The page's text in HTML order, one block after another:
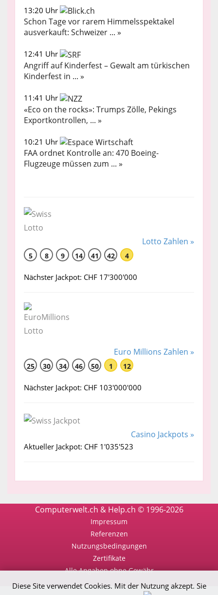
13:20 Uhr
Schon Tage vor rarem Himmelsspektakel
ausverkauft: Schweizer ... »
12:41 Uhr
Angriff auf Kinderfest – Gewalt am türkischen
Kinderfest in ... »
11:41 Uhr
«Eco on the rocks»: Trumps Zölle, Pekings
Exportkontrollen, ... »
10:21 Uhr
FAA ordnet Kontrolle an: 470 Boeing-
Flugzeuge müssen zum ... »
Lotto Zahlen »
5 8 9 14 41 42 4
Nächster Jackpot: CHF 17'300'000
Euro Millions Zahlen »
25 30 34 46 50 1 12
Nächster Jackpot: CHF 103'000'000
Casino Jackpots »
Aktueller Jackpot: CHF 1'035'523
Computerwelt.ch & Help.ch © 1996-2026
Impressum
Referenzen
Nutzungsbedingungen
Zertifikate
Alle Angaben ohne Gewähr
Diese Site verwendet Cookies. Mit der Nutzung akzept. Sie